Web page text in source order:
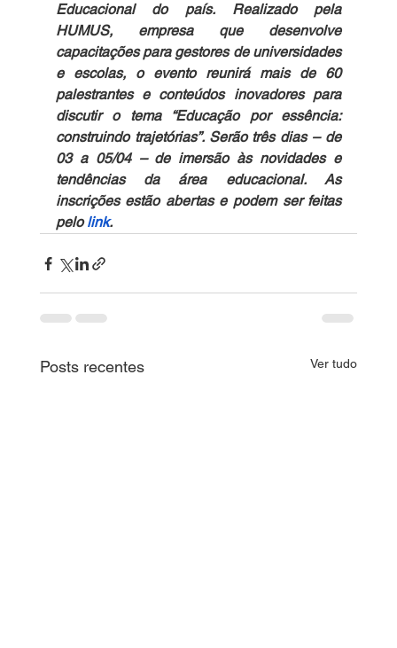
Educacional do país. Realizado pela
HUMUS, empresa que desenvolve
capacitações para gestores de universidades
e escolas, o evento reunirá mais de 60
palestrantes e conteúdos inovadores para
discutir o tema “Educação por essência:
construindo trajetórias”. Serão três dias – de
03 a 05/04 – de imersão às novidades e
tendências da área educacional. As
inscrições estão abertas e podem ser feitas
pelo link.
Posts recentes Ver tudo